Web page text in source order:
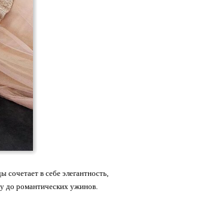
в себе элегантность,
до романтических ужинов.